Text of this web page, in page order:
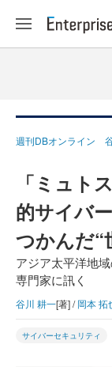
週刊DBオンライン
「ミュト
的サイバ
つかんだ“
アジア太平洋地
専門家に訊く
谷川 耕一[著] /岡本 拓
サイバーセキュリティ